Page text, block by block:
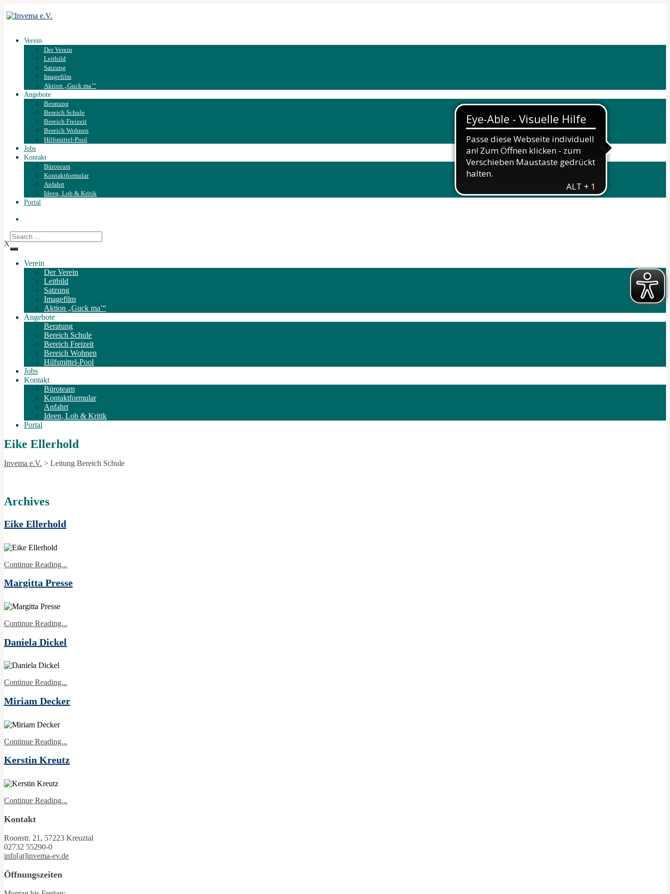
Verein
Der Verein
Leitbild
Satzung
Imagefilm
Aktion „Guck ma’“
Angebote
Beratung
Bereich Schule
Bereich Freizeit
Bereich Wohnen
Hilfsmittel-Pool
Jobs
Kontakt
Büroteam
Kontaktformular
Anfahrt
Ideen, Lob & Kritik
Portal
X
Verein
Der Verein
Leitbild
Satzung
Imagefilm
Aktion „Guck ma’“
Angebote
Beratung
Bereich Schule
Bereich Freizeit
Bereich Wohnen
Hilfsmittel-Pool
Jobs
Kontakt
Büroteam
Kontaktformular
Anfahrt
Ideen, Lob & Kritik
Portal
Eike Ellerhold
Invema e.V. > Leitung Bereich Schule
Archives
Eike Ellerhold
Continue Reading...
Margitta Presse
Continue Reading...
Daniela Dickel
Continue Reading...
Miriam Decker
Continue Reading...
Kerstin Kreutz
Continue Reading...
Kontakt
Roonstr. 21, 57223 Kreuztal
02732 55290-0
info[at]invema-ev.de
Öffnungszeiten